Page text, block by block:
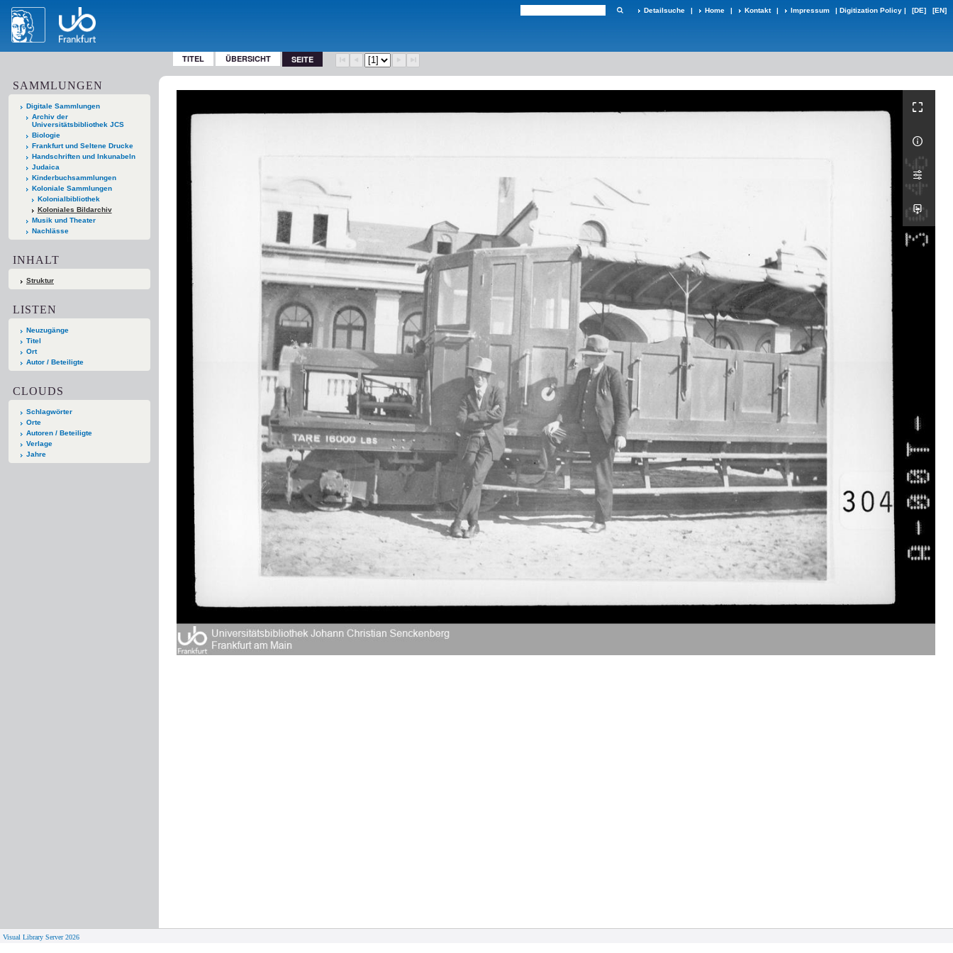
Detailsuche | Home | Kontakt | Impressum | Digitization Policy | [DE] [EN]
TITEL ÜBERSICHT SEITE
SAMMLUNGEN
Digitale Sammlungen
Archiv der
Universitätsbibliothek JCS
Biologie
Frankfurt und Seltene Drucke
Handschriften und Inkunabeln
Judaica
Kinderbuchsammlungen
Koloniale Sammlungen
Kolonialbibliothek
Koloniales Bildarchiv
Musik und Theater
Nachlässe
INHALT
Struktur
LISTEN
Neuzugänge
Titel
Ort
Autor / Beteiligte
CLOUDS
Schlagwörter
Orte
Autoren / Beteiligte
Verlage
Jahre
Visual Library Server 2026